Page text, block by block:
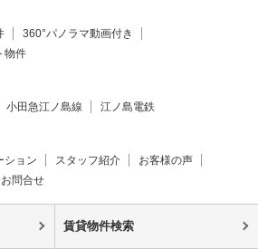
360°パノラマ動画付き
物件
小田急江ノ島線 江ノ島電鉄
ション スタッフ紹介
お客様の声
お問合せ
賃貸物件検索